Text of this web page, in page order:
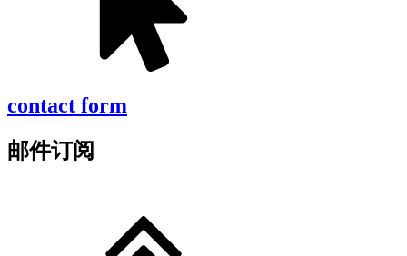
contact form
邮件订阅